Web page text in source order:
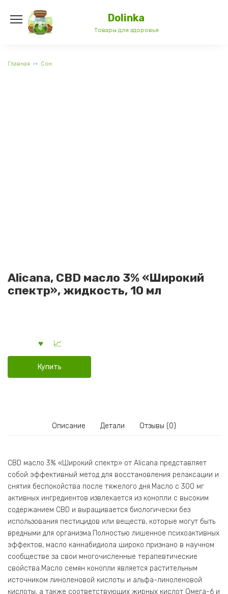
содержанию
Dolinka
Товары для здоровья
Главная Сон
Alicana, CBD масло 3% «Широкий
спектр», жидкость, 10 мл
Купить
Описание Детали Отзывы (0)
CBD масло 3% «Широкий спектр» от Alicana представляет
собой эффективный метод для восстановления релаксации и
снятия беспокойства после тяжелого дня.Масло с 300 мг
активных ингредиентов извлекается из конопли с высоким
содержанием CBD и выращивается биологически без
использования пестицидов или веществ, которые могут быть
вредными для организма.Полностью лишенное психоактивных
эффектов, масло каннабидиола широко признано в научном
сообществе за свои многочисленные терапевтические
свойства.Масло семян конопли является растительным
источником линоленовой кислоты и альфа-линоленовой
кислоты, а также соответствующих жирных кислот Омега-6 и